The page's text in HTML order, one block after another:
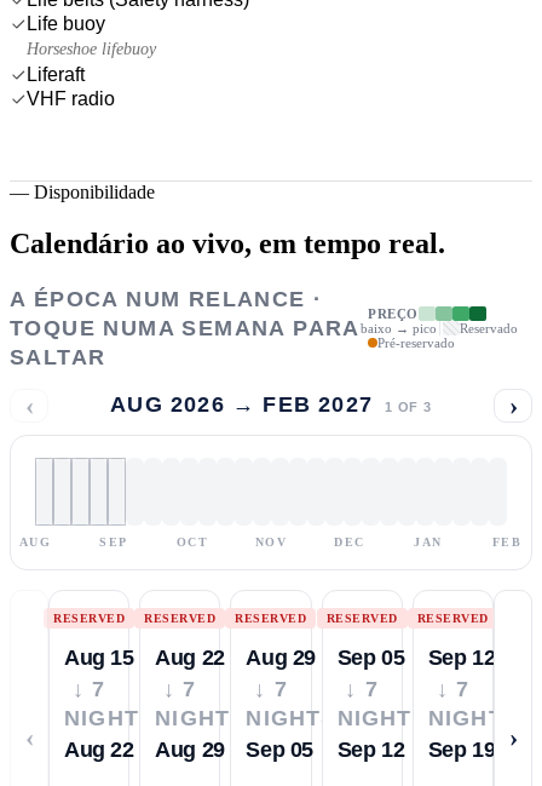
Life buoy
Horseshoe lifebuoy
Liferaft
VHF radio
— Disponibilidade
Calendário ao vivo, em tempo real.
A ÉPOCA NUM RELANCE ·
TOQUE NUMA SEMANA PARA
SALTAR
PREÇO
baixo → pico
Reservado
Pré-reservado
‹ AUG 2026 → FEB 2027 1 OF 3 ›
AUG SEP OCT NOV DEC JAN FEB
‹
RESERVED
Aug 15
↓ 7
NIGHTS
Aug 22
RESERVED
Aug 22
↓ 7
NIGHTS
Aug 29
RESERVED
Aug 29
↓ 7
NIGHTS
Sep 05
RESERVED
Sep 05
↓ 7
NIGHTS
Sep 12
RESERVED
Sep 12
↓ 7
NIGHTS
Sep 19
›